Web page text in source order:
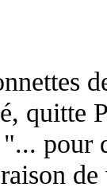
quitte